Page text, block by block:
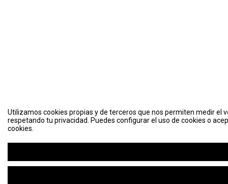
Utilizamos cookies propias y de terceros que nos permiten medir el
respetando tu privacidad. Puedes configurar el uso de cookies o
cookies.